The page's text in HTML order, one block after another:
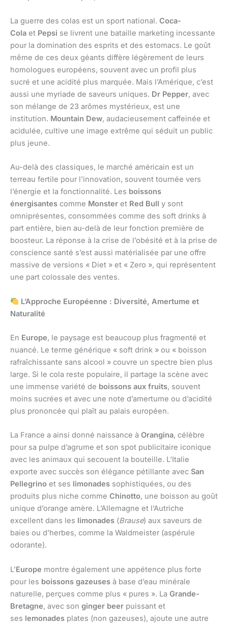
La guerre des colas est un sport national. Coca-
Cola et Pepsi se livrent une bataille marketing incessante
pour la domination des esprits et des estomacs. Le goût
même de ces deux géants diffère légèrement de leurs
homologues européens, souvent avec un profil plus
sucré et une acidité plus marquée. Mais l’Amérique, c’est
aussi une myriade de saveurs uniques. Dr Pepper, avec
son mélange de 23 arômes mystérieux, est une
institution. Mountain Dew, audacieusement caffeinée et
acidulée, cultive une image extrême qui séduit un public
plus jeune.
Au-delà des classiques, le marché américain est un
terreau fertile pour l’innovation, souvent tournée vers
l’énergie et la fonctionnalité. Les boissons
énergisantes comme Monster et Red Bull y sont
omniprésentes, consommées comme des soft drinks à
part entière, bien au-delà de leur fonction première de
boosteur. La réponse à la crise de l’obésité et à la prise de
conscience santé s’est aussi matérialisée par une offre
massive de versions « Diet » et « Zero », qui représentent
une part colossale des ventes.
L’Approche Européenne : Diversité, Amertume et
Naturalité
En Europe, le paysage est beaucoup plus fragmenté et
nuancé. Le terme générique « soft drink » ou « boisson
rafraîchissante sans alcool » couvre un spectre bien plus
large. Si le cola reste populaire, il partage la scène avec
une immense variété de boissons aux fruits, souvent
moins sucrées et avec une note d’amertume ou d’acidité
plus prononcée qui plaît au palais européen.
La France a ainsi donné naissance à Orangina, célèbre
pour sa pulpe d’agrume et son spot publicitaire iconique
avec les animaux qui secouent la bouteille. L’Italie
exporte avec succès son élégance pétillante avec San
Pellegrino et ses limonades sophistiquées, ou des
produits plus niche comme Chinotto, une boisson au goût
unique d’orange amère. L’Allemagne et l’Autriche
excellent dans les limonades (Brause) aux saveurs de
baies ou d’herbes, comme la Waldmeister (aspérule
odorante).
L’Europe montre également une appétence plus forte
pour les boissons gazeuses à base d’eau minérale
naturelle, perçues comme plus « pures ». La Grande-
Bretagne, avec son ginger beer puissant et
ses lemonades plates (non gazeuses), ajoute une autre